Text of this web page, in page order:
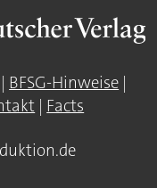
| BFSG-Hinweise |
| Facts